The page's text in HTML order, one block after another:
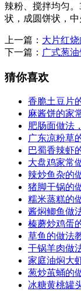
辣粉、搅拌均匀
状，成圆饼状，中
上一篇： 大片红
下一篇： 广式葱
猜你喜欢
香脆土豆片
麻酱饼的家
肥肠面做法
广东凉粉草
巴蜀香辣虾
大盘鸡家常
辣炒鱼杂的
猪脚干锅的
糯米蒸糕的
酱焖鲫鱼做
榛蘑炒鸡蛋
草鱼的做法
干锅羊肉做
家庭油焖大
葱炒茧蛹的
冰糖黄桃罐